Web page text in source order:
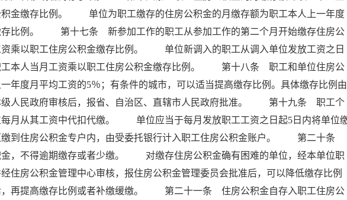
积金缴存比例。 单位为职工缴存的住房公积金的月缴存额为职工本人上一年度
存比例。 第十七条 新参加工作的职工从参加工作的第二个月开始缴存住房公
资乘以职工住房公积金缴存比例。 单位新调入的职工从调入单位发放工资之日
工本人当月工资乘以职工住房公积金缴存比例。 第十八条 职工和单位住房公
年度月平均工资的5％；有条件的城市，可以适当提高缴存比例。具体缴存比例由
级人民政府审核后，报省、自治区、直辖市人民政府批准。 第十九条 职工个
每月从其工资中代扣代缴。 单位应当于每月发放职工工资之日起5日内将单位
缴到住房公积金专户内，由受委托银行计入职工住房公积金账户。 第二十条
金，不得逾期缴存或者少缴。 对缴存住房公积金确有困难的单位，经本单位职
住房公积金管理中心审核，报住房公积金管理委员会批准后，可以降低缴存比例
，再提高缴存比例或者补缴缓缴。 第二十一条 住房公积金自存入职工住房公